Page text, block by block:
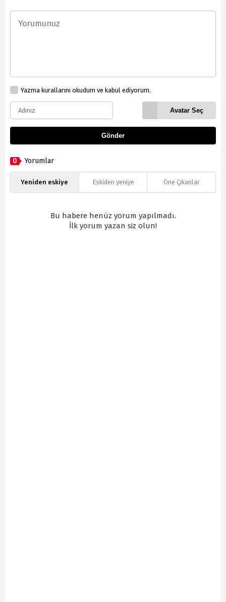
Yazma kurallarını okudum ve kabul ediyorum.
Avatar Seç
Gönder
0 Yorumlar
Yeniden eskiye Eskiden yeniye Öne Çıkanlar
Bu habere henüz yorum yapılmadı.
İlk yorum yazan siz olun!